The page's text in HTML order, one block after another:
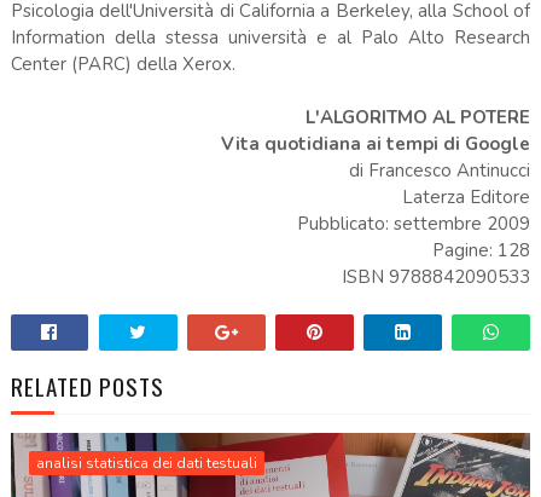
Psicologia dell'Università di California a Berkeley, alla School of
Information della stessa università e al Palo Alto Research
Center (PARC) della Xerox.
L'ALGORITMO AL POTERE
Vita quotidiana ai tempi di Google
di Francesco Antinucci
Laterza Editore
Pubblicato: settembre 2009
Pagine: 128
ISBN 9788842090533
RELATED POSTS
analisi statistica dei dati testuali